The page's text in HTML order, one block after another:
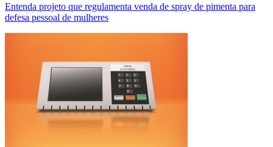
Entenda projeto que regulamenta venda de spray de pimenta para
defesa pessoal de mulheres